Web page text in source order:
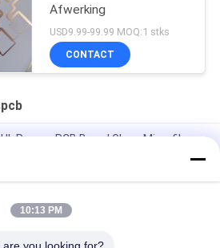
Afwerking
USD9.99-99.99 MOQ:1 stks
CONTACT
Rogers PCB Board Glass Microfiber
hoge frequentie
Substraat Zwart Zilkscherm
10:13 PM